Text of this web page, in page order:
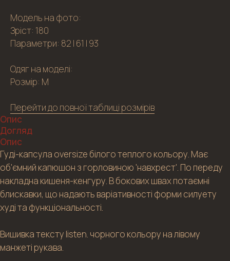
Модель на фото:
Зріст: 180
Параметри: 82 | 61 | 93
Одяг на моделі:
Розмір: M
Перейти до повної таблиці розмірів
Опис
Догляд
Опис
Гуді-капсула oversize білого теплого кольору. Має
об'ємний капюшон з горловиною 'навхрест'. По переду
накладна кишеня-кенгуру. В бокових швах потаємні
блискавки, що надають варіативності форми силуету
худі та функціональності.
Вишивка тексту listen. чорного кольору на лівому
манжеті рукава.